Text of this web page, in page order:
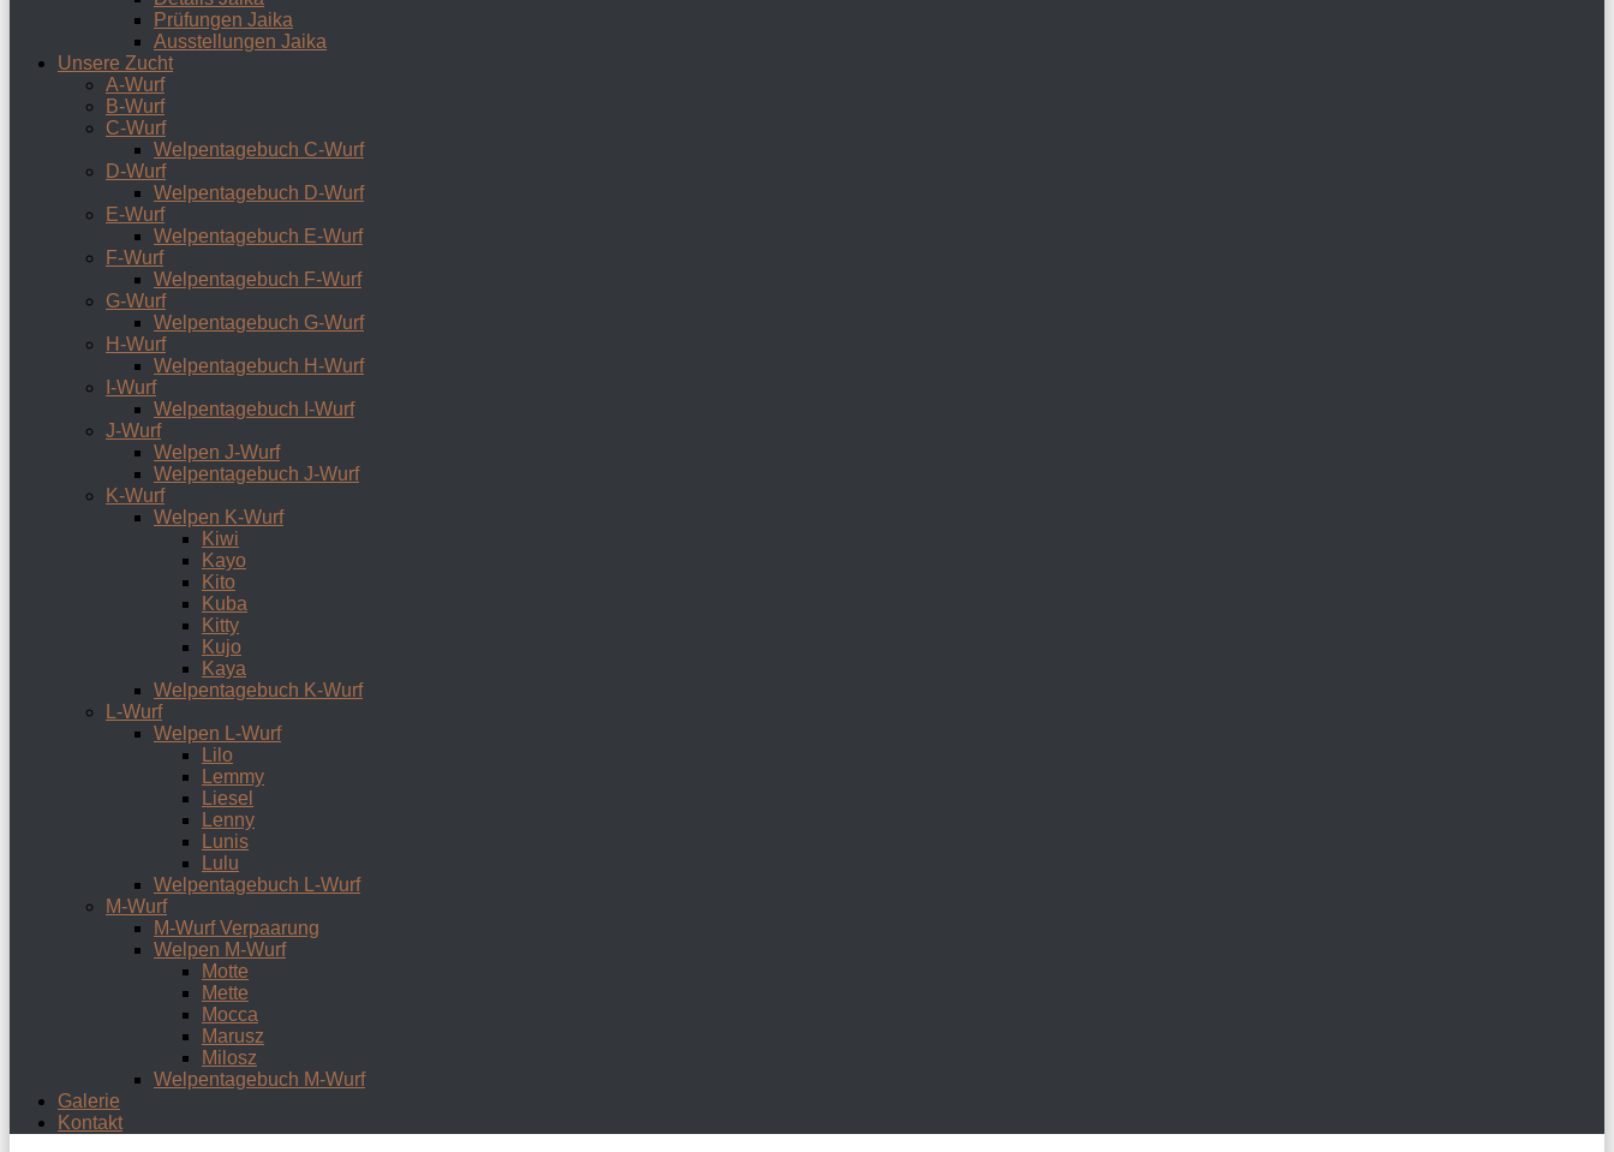
Prüfungen Jaika
Ausstellungen Jaika
Unsere Zucht
A-Wurf
B-Wurf
C-Wurf
Welpentagebuch C-Wurf
D-Wurf
Welpentagebuch D-Wurf
E-Wurf
Welpentagebuch E-Wurf
F-Wurf
Welpentagebuch F-Wurf
G-Wurf
Welpentagebuch G-Wurf
H-Wurf
Welpentagebuch H-Wurf
I-Wurf
Welpentagebuch I-Wurf
J-Wurf
Welpen J-Wurf
Welpentagebuch J-Wurf
K-Wurf
Welpen K-Wurf
Kiwi
Kayo
Kito
Kuba
Kitty
Kujo
Kaya
Welpentagebuch K-Wurf
L-Wurf
Welpen L-Wurf
Lilo
Lemmy
Liesel
Lenny
Lunis
Lulu
Welpentagebuch L-Wurf
M-Wurf
M-Wurf Verpaarung
Welpen M-Wurf
Motte
Mette
Mocca
Marusz
Milosz
Welpentagebuch M-Wurf
Galerie
Kontakt